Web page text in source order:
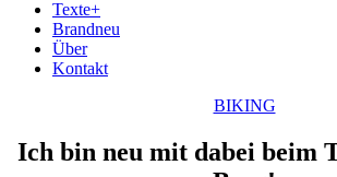
Texte+
Brandneu
Über
Kontakt
Kategorien
BIKING
Ich bin neu mit dabei beim